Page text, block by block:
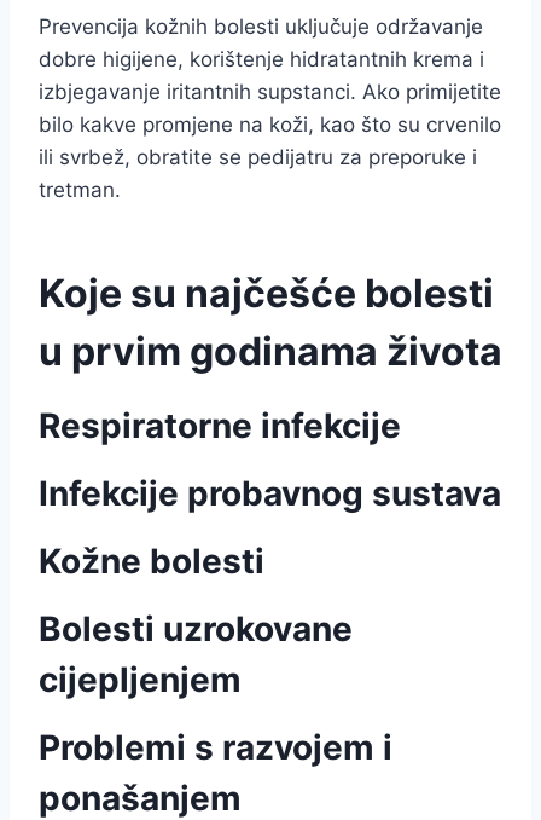
Prevencija kožnih bolesti uključuje održavanje
dobre higijene, korištenje hidratantnih krema i
izbjegavanje iritantnih supstanci. Ako primijetite
bilo kakve promjene na koži, kao što su crvenilo
ili svrbež, obratite se pedijatru za preporuke i
tretman.
Koje su najčešće bolesti
u prvim godinama života
Respiratorne infekcije
Infekcije probavnog sustava
Kožne bolesti
Bolesti uzrokovane
cijepljenjem
Problemi s razvojem i
ponašanjem